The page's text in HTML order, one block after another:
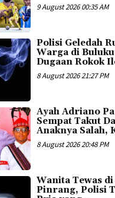
9 August 2026 00:35 AM
Polisi Geledah
Warga di
Dugaan Rokok
8 August 2026 21:27 PM
Ayah Adriano
Sempat Takut
Anaknya Salah,
8 August 2026 20:48 PM
Wanita Tewas
Pinrang, Polisi